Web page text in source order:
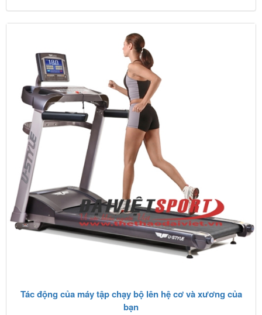
Tác động của máy tập chạy bộ lên hệ cơ và xương của
bạn